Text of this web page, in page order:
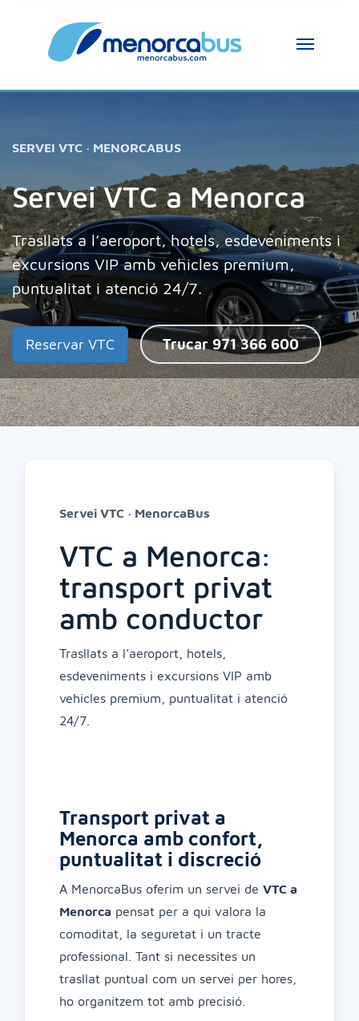
SERVEI VTC · MENORCABUS
Servei VTC a Menorca
Trasllats a l’aeroport, hotels, esdeveniments i
excursions VIP amb vehicles premium,
puntualitat i atenció 24/7.
Reservar VTC Trucar 971 366 600
Servei VTC · MenorcaBus
VTC a Menorca:
transport privat
amb conductor
Trasllats a l’aeroport, hotels,
esdeveniments i excursions VIP amb
vehicles premium, puntualitat i atenció
24/7.
Transport privat a
Menorca amb confort,
puntualitat i discreció
A MenorcaBus oferim un servei de VTC a
Menorca pensat per a qui valora la
comoditat, la seguretat i un tracte
professional. Tant si necessites un
trasllat puntual com un servei per hores,
ho organitzem tot amb precisió.